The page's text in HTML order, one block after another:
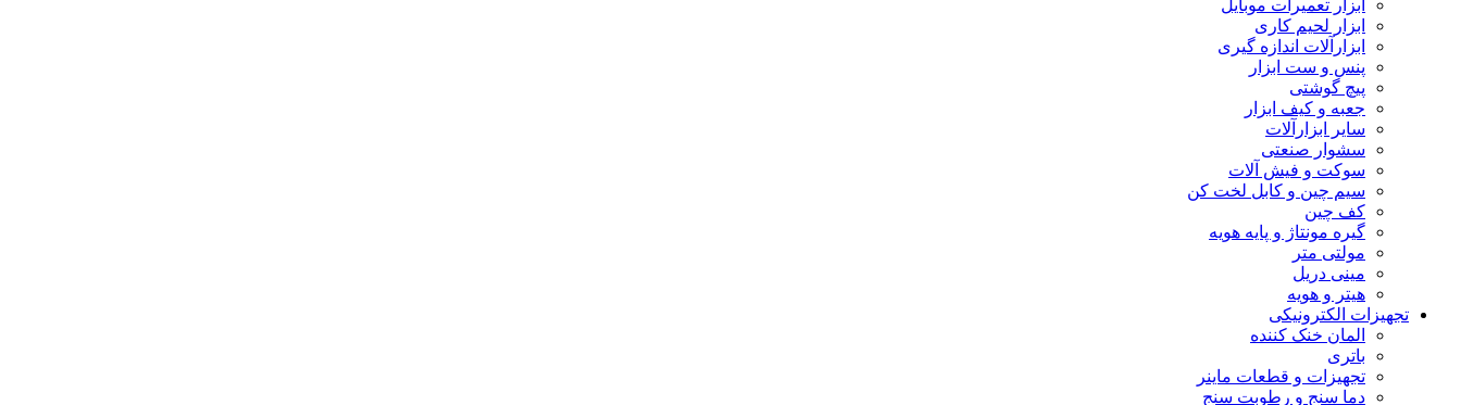
ابزار تعمیرات موبایل
ابزار لحیم کاری
ابزارآلات اندازه گیری
پنس و ست ابزار
پیچ گوشتی
جعبه و کیف ابزار
سایر ابزارآلات
سشوار صنعتی
سوکت و فیش آلات
سیم چین و کابل لخت کن
کف چین
گیره مونتاژ و پایه هویه
مولتی متر
مینی دریل
هیتر و هویه
تجهیزات الکترونیکی
المان خنک کننده
باتری
تجهیزات و قطعات ماینر
دما سنج و رطوبت سنج